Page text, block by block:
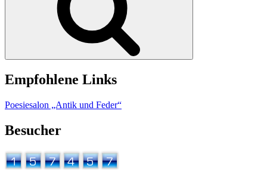
Empfohlene Links
Poesiesalon „Antik und Feder“
Besucher